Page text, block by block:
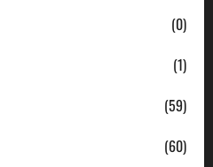
(0)
(1)
(59)
(60)